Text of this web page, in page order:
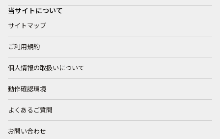
当サイトについて
サイトマップ
ご利用規約
個人情報の取扱いについて
動作確認環境
よくあるご質問
お問い合わせ